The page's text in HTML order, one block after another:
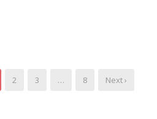
2 3 … 8 Next ›